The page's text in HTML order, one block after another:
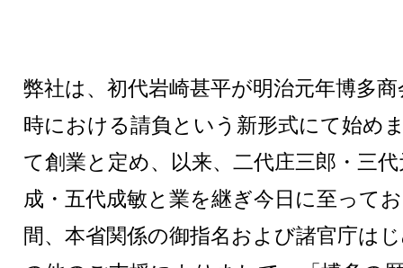
弊社は、初代岩崎甚平が明治元年博多
時における請負という新形式にて始め
て創業と定め、以来、二代庄三郎・三
成・五代成敏と業を継ぎ今日に至って
間、本省関係の御指名および諸官庁は